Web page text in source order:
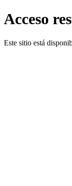
Acceso
Este sitio está